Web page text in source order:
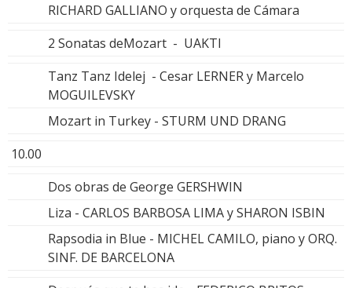
RICHARD GALLIANO y orquesta de Cámara
2 Sonatas deMozart - UAKTI
Tanz Tanz Idelej - Cesar LERNER y Marcelo
MOGUILEVSKY
Mozart in Turkey - STURM UND DRANG
10.00
Dos obras de George GERSHWIN
Liza - CARLOS BARBOSA LIMA y SHARON ISBIN
Rapsodia in Blue - MICHEL CAMILO, piano y ORQ.
SINF. DE BARCELONA